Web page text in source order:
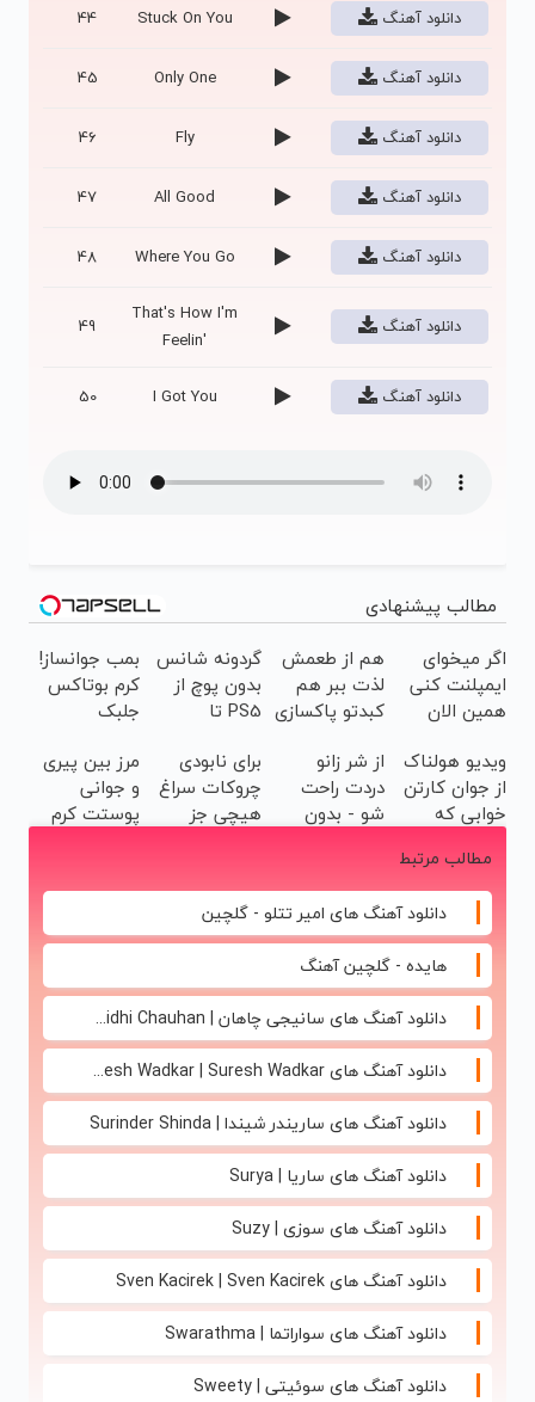
44 Stuck On You دانلود آهنگ
45 Only One دانلود آهنگ
46 Fly دانلود آهنگ
47 All Good دانلود آهنگ
48 Where You Go دانلود آهنگ
49
That's How I'm
Feelin'
دانلود آهنگ
50 I Got You دانلود آهنگ
مطالب پیشنهادی
اگر میخوای
ایمپلنت کنی
همین الان
با ۲۵ میلیون
تومان!!!
هم از طعمش
لذت ببر هم
کبدتو پاکسازی
ویژه)
گردونه شانس
بدون پوچ از
PS5 تا
بیت کوین 🔥
بمب جوانساز!
کرم بوتاکس
جلبک
ویدیو هولناک
از جوان کارتن
خوابی که
میلیاردر شد.
آموزش رایگان
از شر زانو
دردت راحت
شو - بدون
برای نابودی
چروکات سراغ
هیچی جز
مرز بین پیری
و جوانی
پوستت کرم
مطالب مرتبط
دانلود آهنگ های امیر تتلو - گلچین
هایده - گلچین آهنگ
دانلود آهنگ های سانیجی چاهان | Sunidhi Chauhan
دانلود آهنگ های Suresh Wadkar | Suresh Wadkar
دانلود آهنگ های ساریندر شیندا | Surinder Shinda
دانلود آهنگ های ساریا | Surya
دانلود آهنگ های سوزی | Suzy
دانلود آهنگ های Sven Kacirek | Sven Kacirek
دانلود آهنگ های سواراتما | Swarathma
دانلود آهنگ های سوئیتی | Sweety